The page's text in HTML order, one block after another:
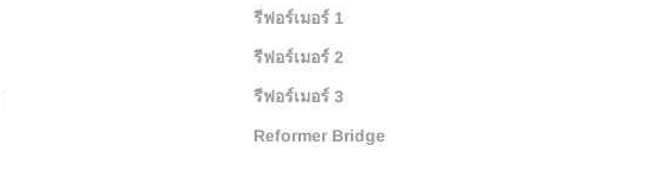
รีฟอร์เมอร์ 1
รีฟอร์เมอร์ 2
รีฟอร์เมอร์ 3
Reformer Bridge